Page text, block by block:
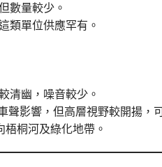
數量較少。
類單位供應罕有。
清幽，噪音較少。
聲影響，但高層視野較開揚，
梧桐河及綠化地帶。